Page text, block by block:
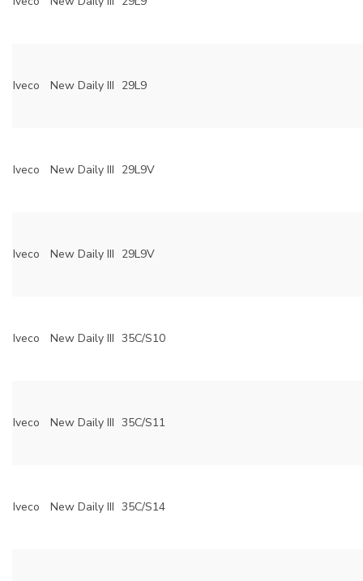
Iveco New Daily III 29L9
Iveco New Daily III 29L9V
Iveco New Daily III 29L9V
Iveco New Daily III 35C/S10
Iveco New Daily III 35C/S11
Iveco New Daily III 35C/S14